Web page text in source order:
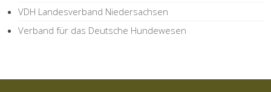
VDH Landesverband Niedersachsen
Verband für das Deutsche Hundewesen